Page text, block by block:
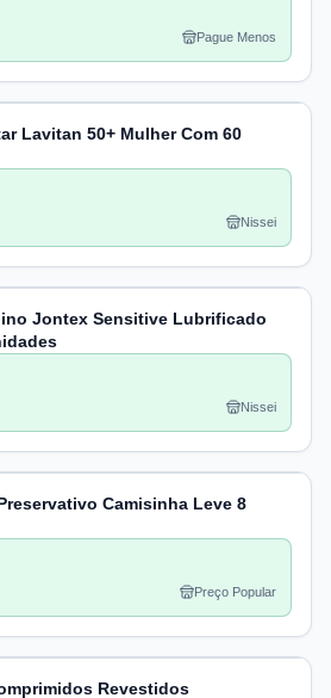
Pague Menos
Lavitan 50+ Mulher Com 60
Nissei
Jontex Sensitive Lubrificado
Nissei
Camisinha Leve 8
Preço Popular
Revestidos